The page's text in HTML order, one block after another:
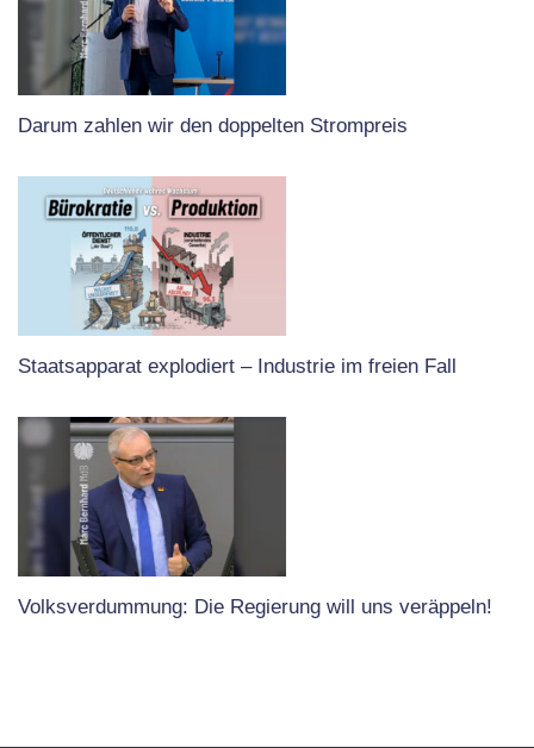
Darum zahlen wir den doppelten Strompreis
Staatsapparat explodiert – Industrie im freien Fall
Volksverdummung: Die Regierung will uns veräppeln!